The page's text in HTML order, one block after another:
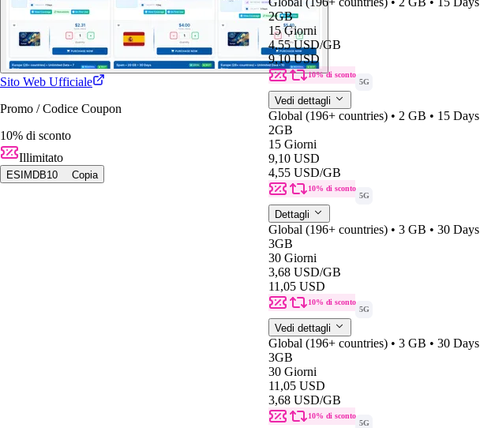
Sito Web Ufficiale
Promo / Codice Coupon
10% di sconto
Illimitato
ESIMDB10 Copia
2GB
15 Giorni
4,55 USD/GB
9,10 USD
10% di sconto
5G
Vedi dettagli
Global (196+ countries) • 2 GB • 15 Days
2GB
15 Giorni
9,10 USD
4,55 USD/GB
10% di sconto
5G
Dettagli
Global (196+ countries) • 3 GB • 30 Days
3GB
30 Giorni
3,68 USD/GB
11,05 USD
10% di sconto
5G
Vedi dettagli
Global (196+ countries) • 3 GB • 30 Days
3GB
30 Giorni
11,05 USD
3,68 USD/GB
10% di sconto
5G